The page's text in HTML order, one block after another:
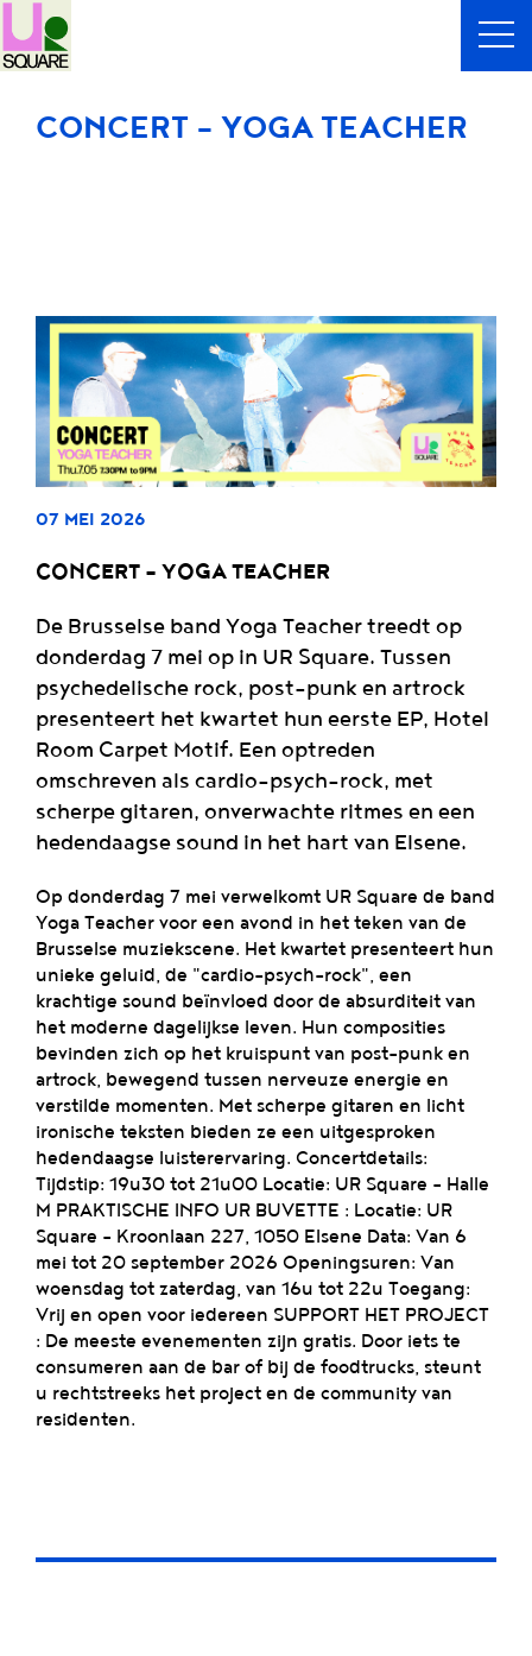
CONCERT - YOGA TEACHER
07 MEI 2026
CONCERT - YOGA TEACHER
De Brusselse band Yoga Teacher treedt op
donderdag 7 mei op in UR Square. Tussen
psychedelische rock, post-punk en artrock
presenteert het kwartet hun eerste EP, Hotel
Room Carpet Motif. Een optreden
omschreven als cardio-psych-rock, met
scherpe gitaren, onverwachte ritmes en een
hedendaagse sound in het hart van Elsene.
Op donderdag 7 mei verwelkomt UR Square de band
Yoga Teacher voor een avond in het teken van de
Brusselse muziekscene. Het kwartet presenteert hun
unieke geluid, de "cardio-psych-rock", een
krachtige sound beïnvloed door de absurditeit van
het moderne dagelijkse leven. Hun composities
bevinden zich op het kruispunt van post-punk en
artrock, bewegend tussen nerveuze energie en
verstilde momenten. Met scherpe gitaren en licht
ironische teksten bieden ze een uitgesproken
hedendaagse luisterervaring. Concertdetails:
Tijdstip: 19u30 tot 21u00 Locatie: UR Square – Halle
M PRAKTISCHE INFO UR BUVETTE : Locatie: UR
Square – Kroonlaan 227, 1050 Elsene Data: Van 6
mei tot 20 september 2026 Openingsuren: Van
woensdag tot zaterdag, van 16u tot 22u Toegang:
Vrij en open voor iedereen SUPPORT HET PROJECT
: De meeste evenementen zijn gratis. Door iets te
consumeren aan de bar of bij de foodtrucks, steunt
u rechtstreeks het project en de community van
residenten.